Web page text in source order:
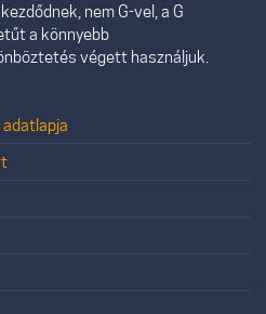
nem G-vel, a G
a könnyebb
végett használjuk.
adatlapja